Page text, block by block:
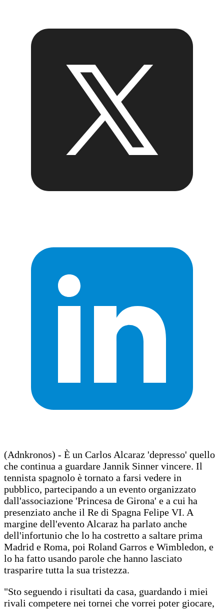
(Adnkronos) - È un Carlos Alcaraz 'depresso' quello
che continua a guardare Jannik Sinner vincere. Il
tennista spagnolo è tornato a farsi vedere in
pubblico, partecipando a un evento organizzato
dall'associazione 'Princesa de Girona' e a cui ha
presenziato anche il Re di Spagna Felipe VI. A
margine dell'evento Alcaraz ha parlato anche
dell'infortunio che lo ha costretto a saltare prima
Madrid e Roma, poi Roland Garros e Wimbledon, e
lo ha fatto usando parole che hanno lasciato
trasparire tutta la sua tristezza.
"Sto seguendo i risultati da casa, guardando i miei
rivali competere nei tornei che vorrei poter giocare,